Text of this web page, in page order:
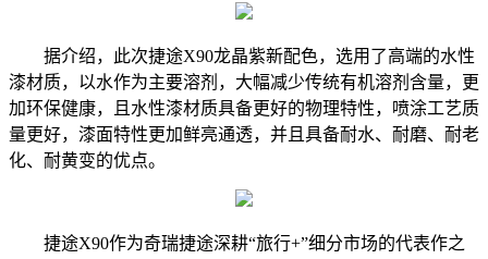
据介绍，此次捷途X90龙晶紫新配色，选用了高端的水性
漆材质，以水作为主要溶剂，大幅减少传统有机溶剂含量，更
加环保健康，且水性漆材质具备更好的物理特性，喷涂工艺质
量更好，漆面特性更加鲜亮通透，并且具备耐水、耐磨、耐老
化、耐黄变的优点。
捷途X90作为奇瑞捷途深耕“旅行+”细分市场的代表作之